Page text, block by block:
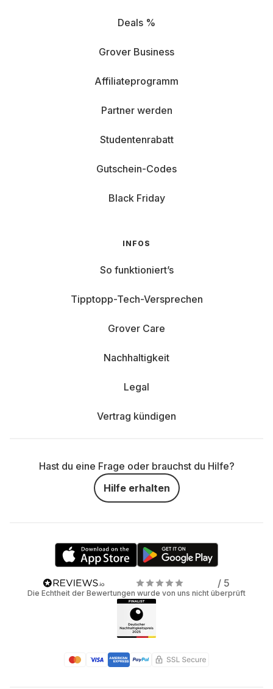
Deals %
Grover Business
Affiliateprogramm
Partner werden
Studentenrabatt
Gutschein-Codes
Black Friday
INFOS
So funktioniert’s
Tipptopp-Tech-Versprechen
Grover Care
Nachhaltigkeit
Legal
Vertrag kündigen
Hast du eine Frage oder brauchst du Hilfe?
Hilfe erhalten
/ 5
Die Echtheit der Bewertungen wurde von uns nicht überprüft